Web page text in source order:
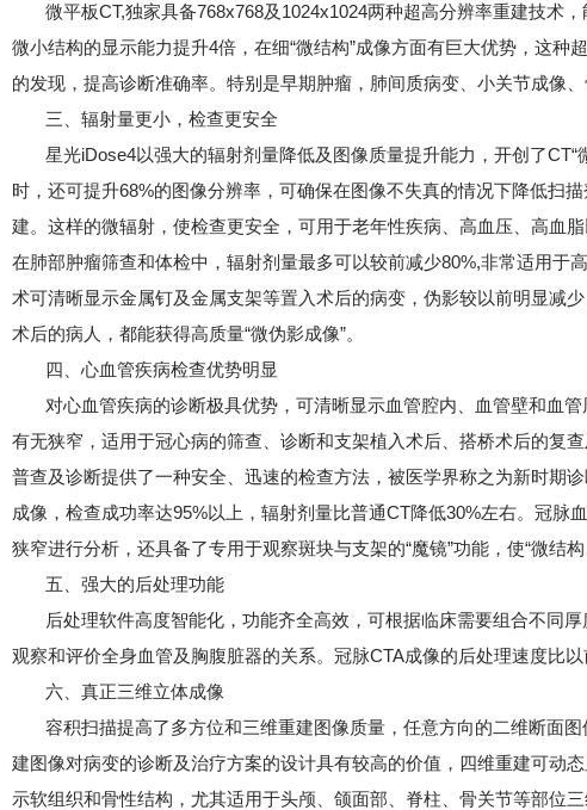
微平板CT,独家具备768x768及1024x1024两种超高分辨率重建技术，
微小结构的显示能力提升4倍，在细“微结构”成像方面有巨大优势，这种
的发现，提高诊断准确率。特别是早期肿瘤，肺间质病变、小关节成像
三、辐射量更小，检查更安全
星光iDose4以强大的辐射剂量降低及图像质量提升能力，开创了CT“
时，还可提升68%的图像分辨率，可确保在图像不失真的情况下降低扫
建。这样的微辐射，使检查更安全，可用于老年性疾病、高血压、高血
在肺部肿瘤筛查和体检中，辐射剂量最多可以较前减少80%,非常适用于
术可清晰显示金属钉及金属支架等置入术后的病变，伪影较以前明显减
术后的病人，都能获得高质量“微伪影成像”。
四、心血管疾病检查优势明显
对心血管疾病的诊断极具优势，可清晰显示血管腔内、血管壁和血管
有无狭窄，适用于冠心病的筛查、诊断和支架植入术后、搭桥术后的复
普查及诊断提供了一种安全、迅速的检查方法，被医学界称之为新时期
成像，检查成功率达95%以上，辐射剂量比普通CT降低30%左右。冠脉
狭窄进行分析，还具备了专用于观察斑块与支架的“魔镜”功能，使“微结构
五、强大的后处理功能
后处理软件高度智能化，功能齐全高效，可根据临床需要组合不同厚
观察和评价全身血管及胸腹脏器的关系。冠脉CTA成像的后处理速度比以
六、真正三维立体成像
容积扫描提高了多方位和三维重建图像质量，任意方向的二维断面图
建图像对病变的诊断及治疗方案的设计具有较高的价值，四维重建可动
示软组织和骨性结构，尤其适用于头颅、颌面部、脊柱、骨关节等部位